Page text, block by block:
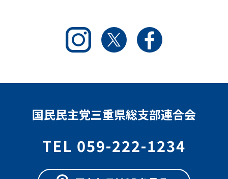
Instagram Twitter
国民民主党三重県総支部連合会
TEL 059-222-1234